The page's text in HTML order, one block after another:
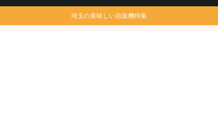
埼玉の美味しい自販機特集